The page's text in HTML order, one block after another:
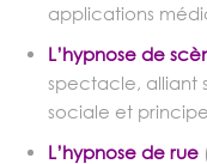
applications
L’hypnose de
spectacle, alliant
sociale et
L’hypnose de rue